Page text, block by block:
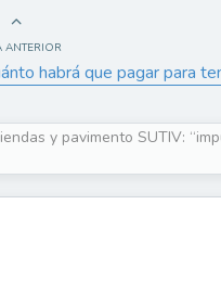
ANTERIOR
habrá que pagar para
y pavimento SUTIV: